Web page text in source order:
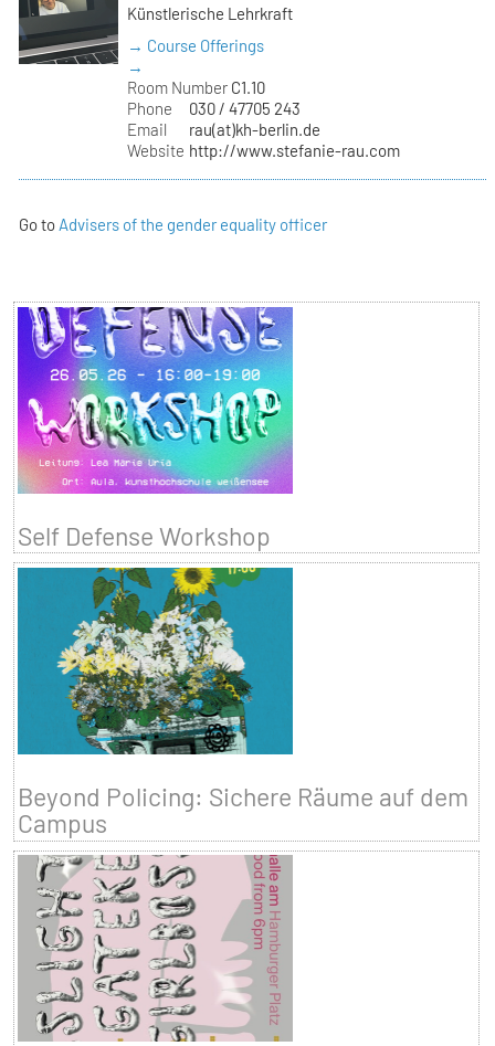
Künstlerische Lehrkraft
→ Course Offerings
→
Room Number C1.10
Phone
030 / 47705 243
Email
rau(at)kh-berlin.de
Website http://www.stefanie-rau.com
Go to Advisers of the gender equality officer
Self Defense Workshop
Beyond Policing: Sichere Räume auf dem
Campus